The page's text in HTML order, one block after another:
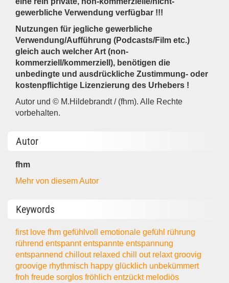
gewerbliche Verwendung verfügbar !!!
Nutzungen für jegliche gewerbliche
Verwendung/Aufführung (Podcasts/Film etc.)
gleich auch welcher Art (non-
kommerziell/kommerziell), benötigen die
unbedingte und ausdrückliche Zustimmung- oder
kostenpflichtige Lizenzierung des Urhebers !
Autor und © M.Hildebrandt / (fhm). Alle Rechte
vorbehalten.
Autor
fhm
Mehr von diesem Autor
Keywords
first lovefhmgefühlvollemotionalegefühl rührung
rührendentspanntentspannteentspannung
entspannendchillout relaxedchill out relaxtgroovig
groovige rhythmisch happyglücklich unbekümmert
frohfreudesorglosfröhlichentzückt melodiös